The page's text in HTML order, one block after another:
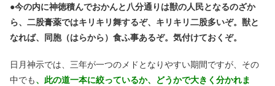
●今の内に神徳積んでおかんと八分通りは獣の人民となるのざか
ら、二股膏薬ではキリキリ舞するぞ、キリキリ二股多いぞ。獣と
なれば、同胞（はらから）食ふ事あるぞ。気付けておくぞ。
日月神示では、三年が一つのメドとなりやすい期間ですが、その
中でも、此の道一本に絞っているか、どうかで大きく分かれま